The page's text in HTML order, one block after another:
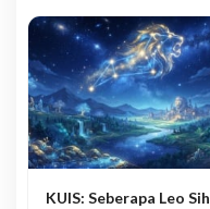
KUIS: Seberapa Leo Sih